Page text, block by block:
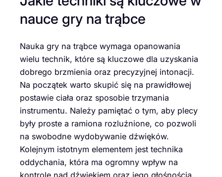
nauce gry na trąbce
Nauka gry na trąbce wymaga opanowania
wielu technik, które są kluczowe dla uzyskania
dobrego brzmienia oraz precyzyjnej intonacji.
Na początek warto skupić się na prawidłowej
postawie ciała oraz sposobie trzymania
instrumentu. Należy pamiętać o tym, aby plecy
były proste a ramiona rozluźnione, co pozwoli
na swobodne wydobywanie dźwięków.
Kolejnym istotnym elementem jest technika
oddychania, która ma ogromny wpływ na
kontrolę nad dźwiękiem oraz jego głośnością.